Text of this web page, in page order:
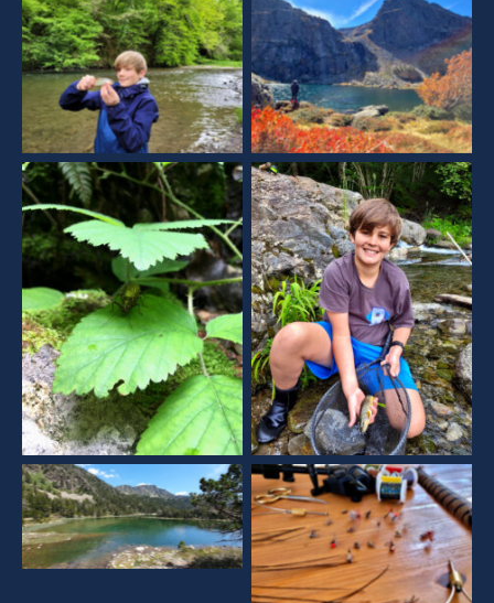
Aucune légende Aucune légende
Aucune légende Aucune légende
Aucune légende